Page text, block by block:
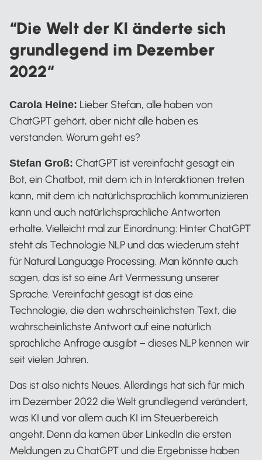
“Die Welt der KI änderte sich
grundlegend im Dezember
2022“
Carola Heine: Lieber Stefan, alle haben von
ChatGPT gehört, aber nicht alle haben es
verstanden. Worum geht es?
Stefan Groß: ChatGPT ist vereinfacht gesagt ein
Bot, ein Chatbot, mit dem ich in Interaktionen treten
kann, mit dem ich natürlichsprachlich kommunizieren
kann und auch natürlichsprachliche Antworten
erhalte. Vielleicht mal zur Einordnung: Hinter ChatGPT
steht als Technologie NLP und das wiederum steht
für Natural Language Processing. Man könnte auch
sagen, das ist so eine Art Vermessung unserer
Sprache. Vereinfacht gesagt ist das eine
Technologie, die den wahrscheinlichsten Text, die
wahrscheinlichste Antwort auf eine natürlich
sprachliche Anfrage ausgibt – dieses NLP kennen wir
seit vielen Jahren.
Das ist also nichts Neues. Allerdings hat sich für mich
im Dezember 2022 die Welt grundlegend verändert,
was KI und vor allem auch KI im Steuerbereich
angeht. Denn da kamen über LinkedIn die ersten
Meldungen zu ChatGPT und die Ergebnisse haben